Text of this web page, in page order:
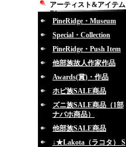
アーティスト&アイテム
別
PineRidge・Museum
Special・Collection
PineRidge・Push Item
他部族故人作家作品
Awards(賞)・作品
ホピ族SALE商品
ズニ族SALE商品（1部
ナバホ商品）
他部族SALE商品
↓★Lakota（ラコタ） S